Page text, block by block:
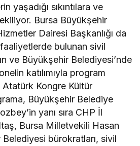
yaşadığı sıkıntılara ve
Bursa Büyükşehir
Dairesi Başkanlığı da
bulunan sivil
ve Büyükşehir Belediyesi’nde
katılımıyla program
Kongre Kültür
Büyükşehir Belediye
yanı sıra CHP İl
Bursa Milletvekili Hasan
bürokratları, sivil